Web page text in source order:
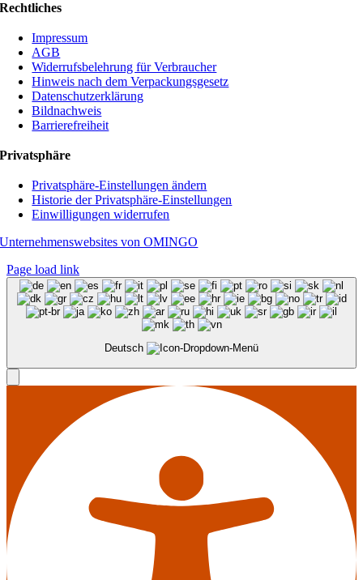
Rechtliches
Impressum
AGB
Widerrufsbelehrung für Verbraucher
Hinweis nach dem Verpackungsgesetz
Datenschutzerklärung
Bildnachweis
Barrierefreiheit
Privatsphäre
Privatsphäre-Einstellungen ändern
Historie der Privatsphäre-Einstellungen
Einwilligungen widerrufen
Unternehmenswebsites von OMINGO
Page load link
Deutsch